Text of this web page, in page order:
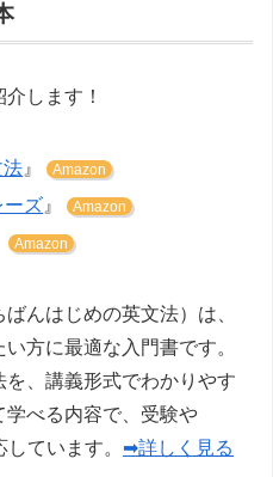
します！
法 』 Amazon
ーズ 』 Amazon
Amazon
んはじめの英文法）は、
方に最適な入門書です。
、講義形式でわかりやす
学べる内容で、受験や
ています。 ➡詳しく見る